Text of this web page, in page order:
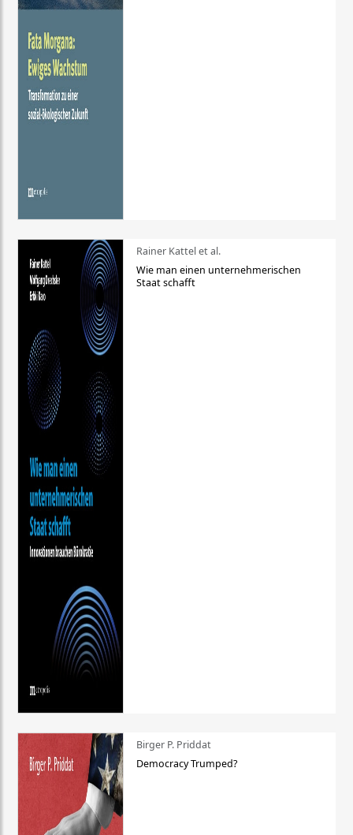
Rainer Kattel et al.
Wie man einen unternehmerischen
Staat schafft
Birger P. Priddat
Democracy Trumped?